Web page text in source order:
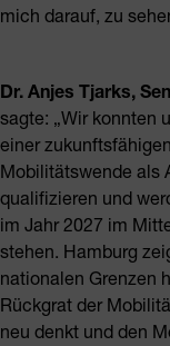
mich darauf, zu
Dr. Anjes Tjarks,
sagte: „Wir konnten
einer
Mobilitätswende als
qualifizieren und
im Jahr 2027 im
stehen. Hamburg
nationalen Grenzen
Rückgrat der
neu denkt und den